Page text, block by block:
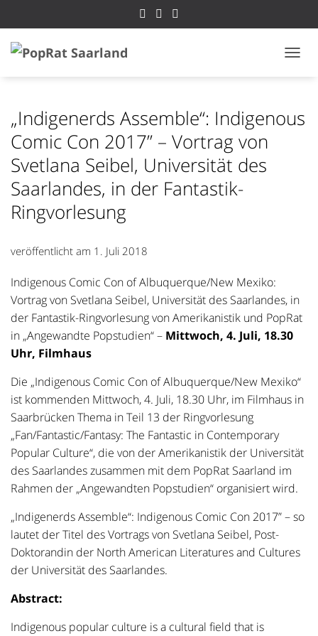
„Indigenerds Assemble“: Indigenous
Comic Con 2017” – Vortrag von
Svetlana Seibel, Universität des
Saarlandes, in der Fantastik-
Ringvorlesung
veröffentlicht am 1. Juli 2018
Indigenous Comic Con of Albuquerque/New Mexiko:
Vortrag von Svetlana Seibel, Universität des Saarlandes, in
der Fantastik-Ringvorlesung von Amerikanistik und PopRat
in „Angewandte Popstudien“ – Mittwoch, 4. Juli, 18.30
Uhr, Filmhaus
Die „Indigenous Comic Con of Albuquerque/New Mexiko“
ist kommenden Mittwoch, 4. Juli, 18.30 Uhr, im Filmhaus in
Saarbrücken Thema in Teil 13 der Ringvorlesung
„Fan/Fantastic/Fantasy: The Fantastic in Contemporary
Popular Culture“, die von der Amerikanistik der Universität
des Saarlandes zusammen mit dem PopRat Saarland im
Rahmen der „Angewandten Popstudien“ organisiert wird.
„Indigenerds Assemble“: Indigenous Comic Con 2017” – so
lautet der Titel des Vortrags von Svetlana Seibel, Post-
Doktorandin der North American Literatures and Cultures
der Universität des Saarlandes.
Abstract:
Indigenous popular culture is a cultural field that is